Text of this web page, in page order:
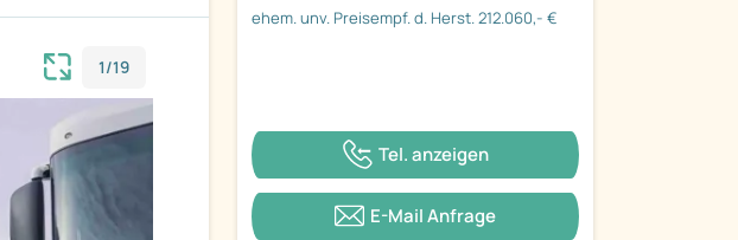
1/19
ehem. unv. Preisempf. d. Herst. 212.060,- €
Tel. anzeigen
E-Mail Anfrage